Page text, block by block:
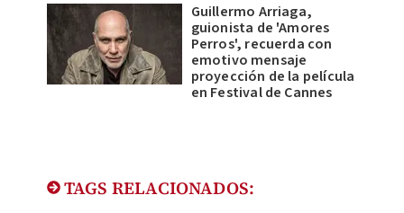
Guillermo Arriaga,
guionista de 'Amores
Perros', recuerda con
emotivo mensaje
proyección de la película
en Festival de Cannes
TAGS RELACIONADOS: